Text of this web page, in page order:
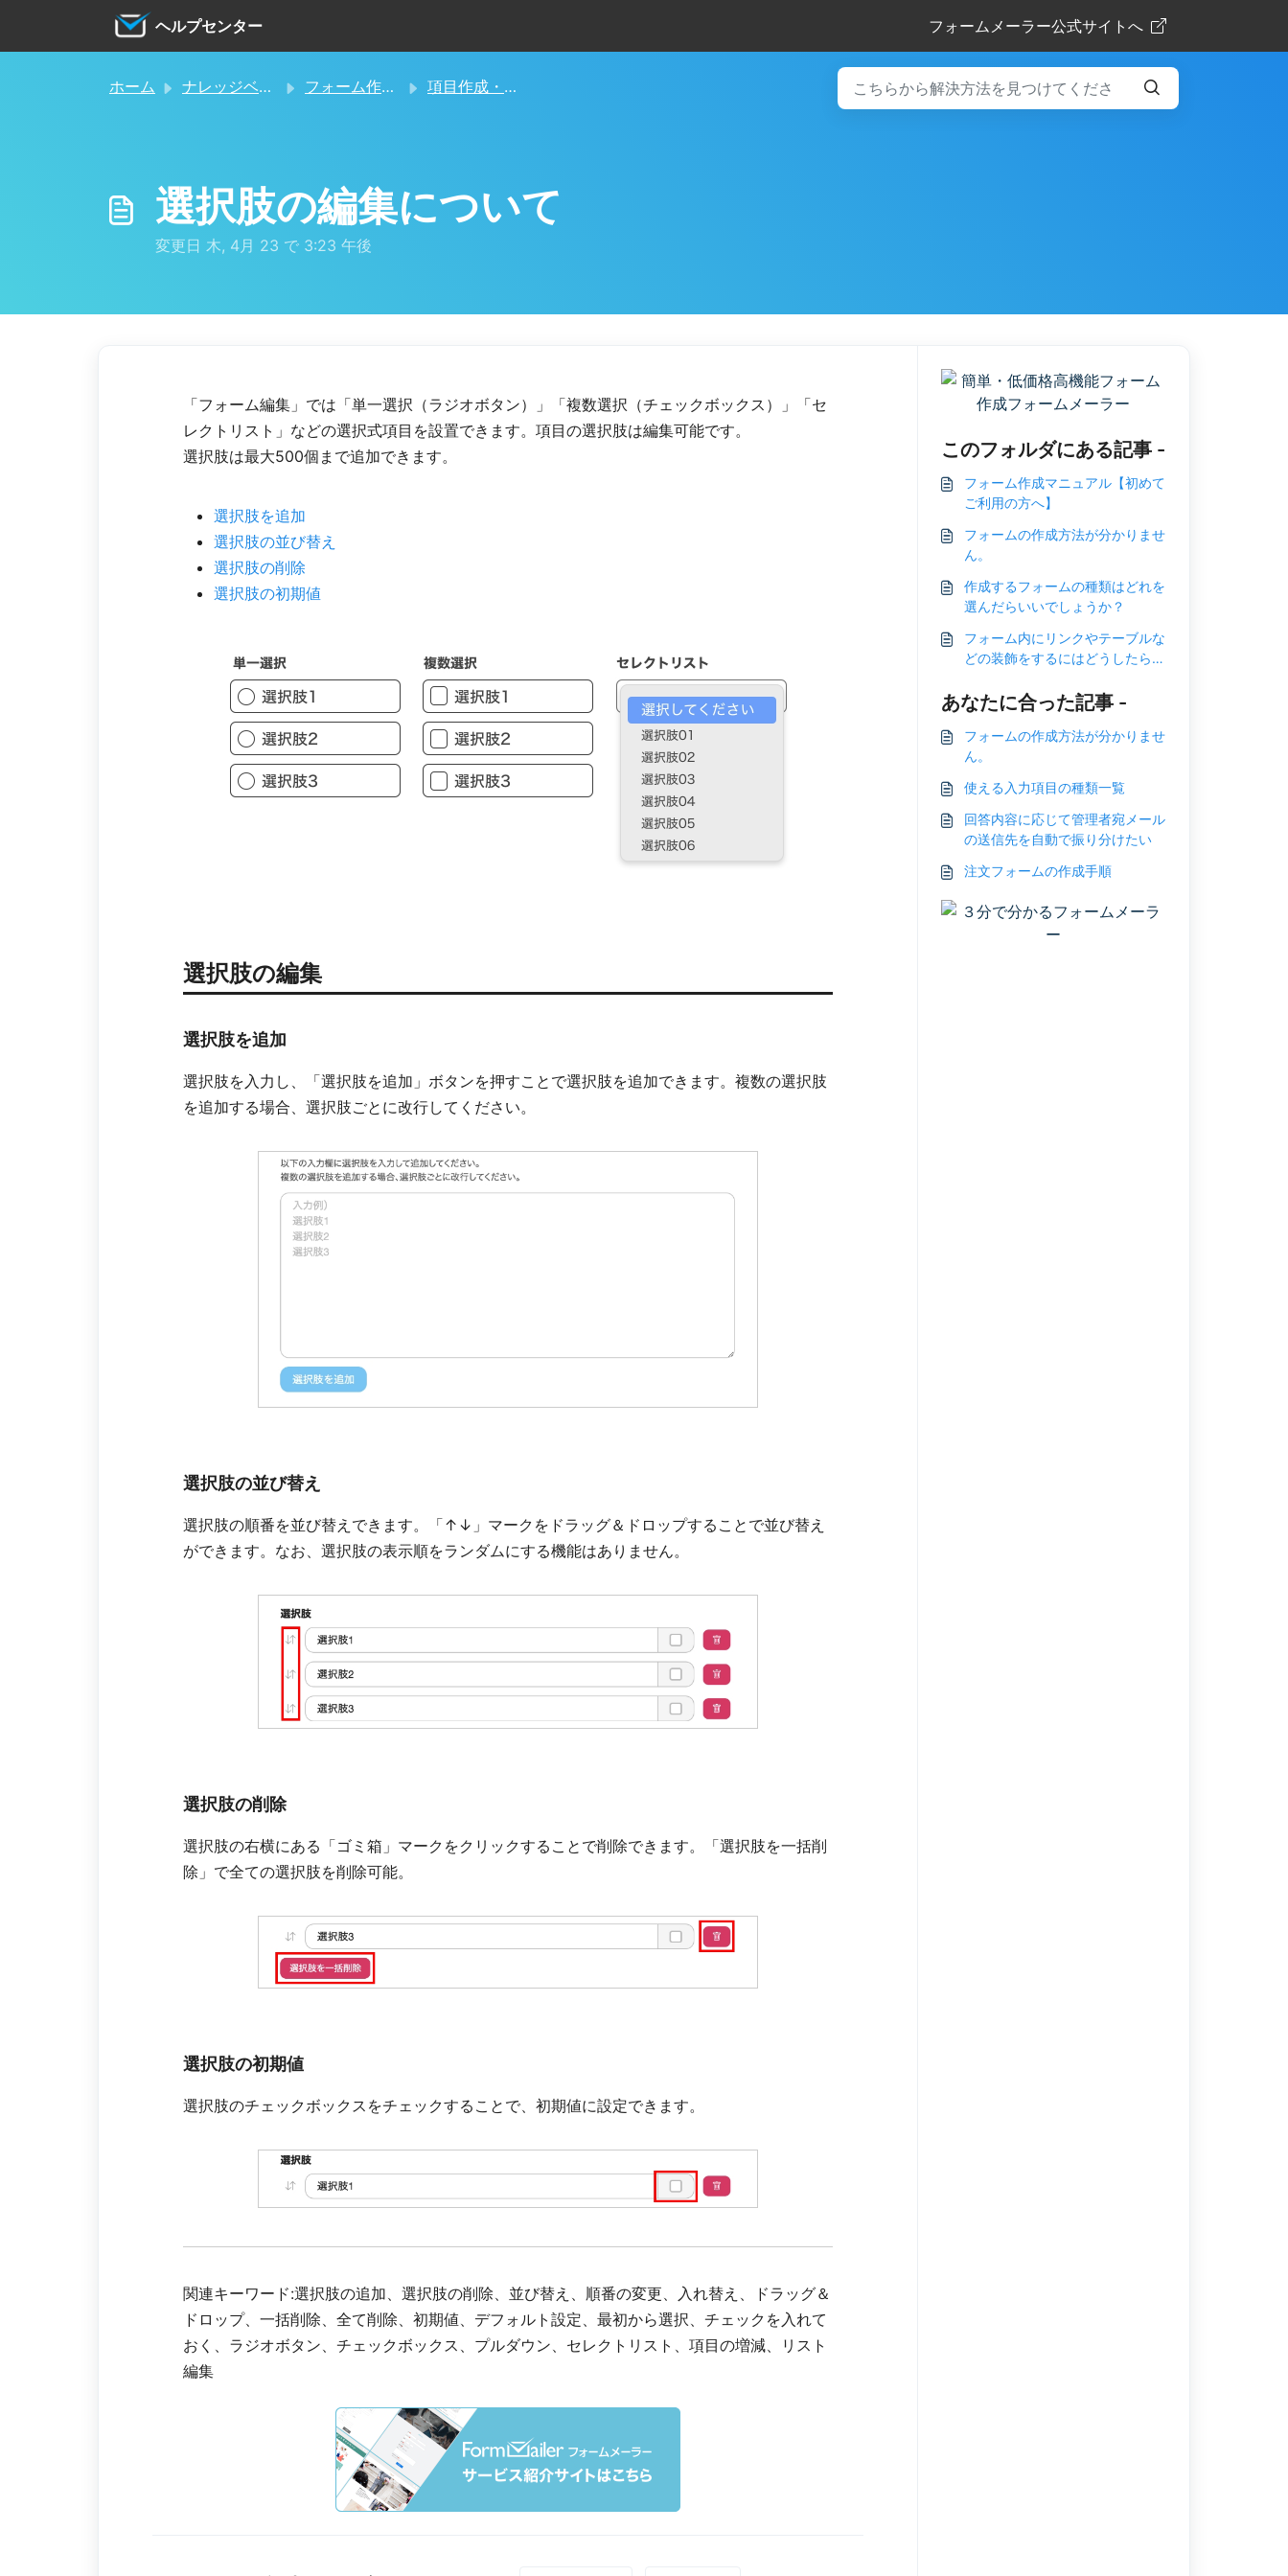
メインコンテンツに移動
ヘルプセンター
フォームメーラー公式サイトへ
ホーム ナレッジベース フォーム作成・設定 項目作成・基本設定
選択肢の編集について
変更日 木, 4月 23 で 3:23 午後
「フォーム編集」では「単一選択（ラジオボタン）」「複数選択（チェックボックス）」「セ
レクトリスト」などの選択式項目を設置できます。項目の選択肢は編集可能です。
選択肢は最大500個まで追加できます。
選択肢を追加
選択肢の並び替え
選択肢の削除
選択肢の初期値
選択肢の編集
選択肢を追加
選択肢を入力し、「選択肢を追加」ボタンを押すことで選択肢を追加できます。複数の選択肢
を追加する場合、選択肢ごとに改行してください。
選択肢の並び替え
選択肢の順番を並び替えできます。「↑↓」マークをドラッグ＆ドロップすることで並び替え
ができます。なお、 選択肢の表示順をランダムにする機能はありません。
選択肢の削除
選択肢の右横にある「ゴミ箱」マークをクリックすることで削除できます。「選択肢を一括削
除」で全ての選択肢を削除可能。
選択肢の初期値
選択肢のチェックボックスをチェックすることで、初期値に設定できます。
関連キーワード:選択肢の追加、選択肢の削除、並び替え、順番の変更、入れ替え、ドラッグ＆
ドロップ、一括削除、全て削除、初期値、デフォルト設定、最初から選択、チェックを入れて
おく、ラジオボタン、チェックボックス、プルダウン、セレクトリスト、項目の増減、リスト
編集
このフォルダにある記事 -
フォーム作成マニュアル【初めて
ご利用の方へ】
フォームの作成方法が分かりませ
ん。
作成するフォームの種類はどれを
選んだらいいでしょうか？
フォーム内にリンクやテーブルな
どの装飾をするにはどうしたらい
あなたに合った記事 -
フォームの作成方法が分かりませ
ん。
使える入力項目の種類一覧
回答内容に応じて管理者宛メール
の送信先を自動で振り分けたい
注文フォームの作成手順